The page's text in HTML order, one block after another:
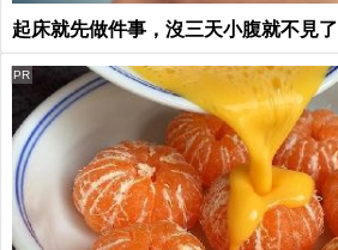
起床就先做件事，沒三天小腹就不見
PR